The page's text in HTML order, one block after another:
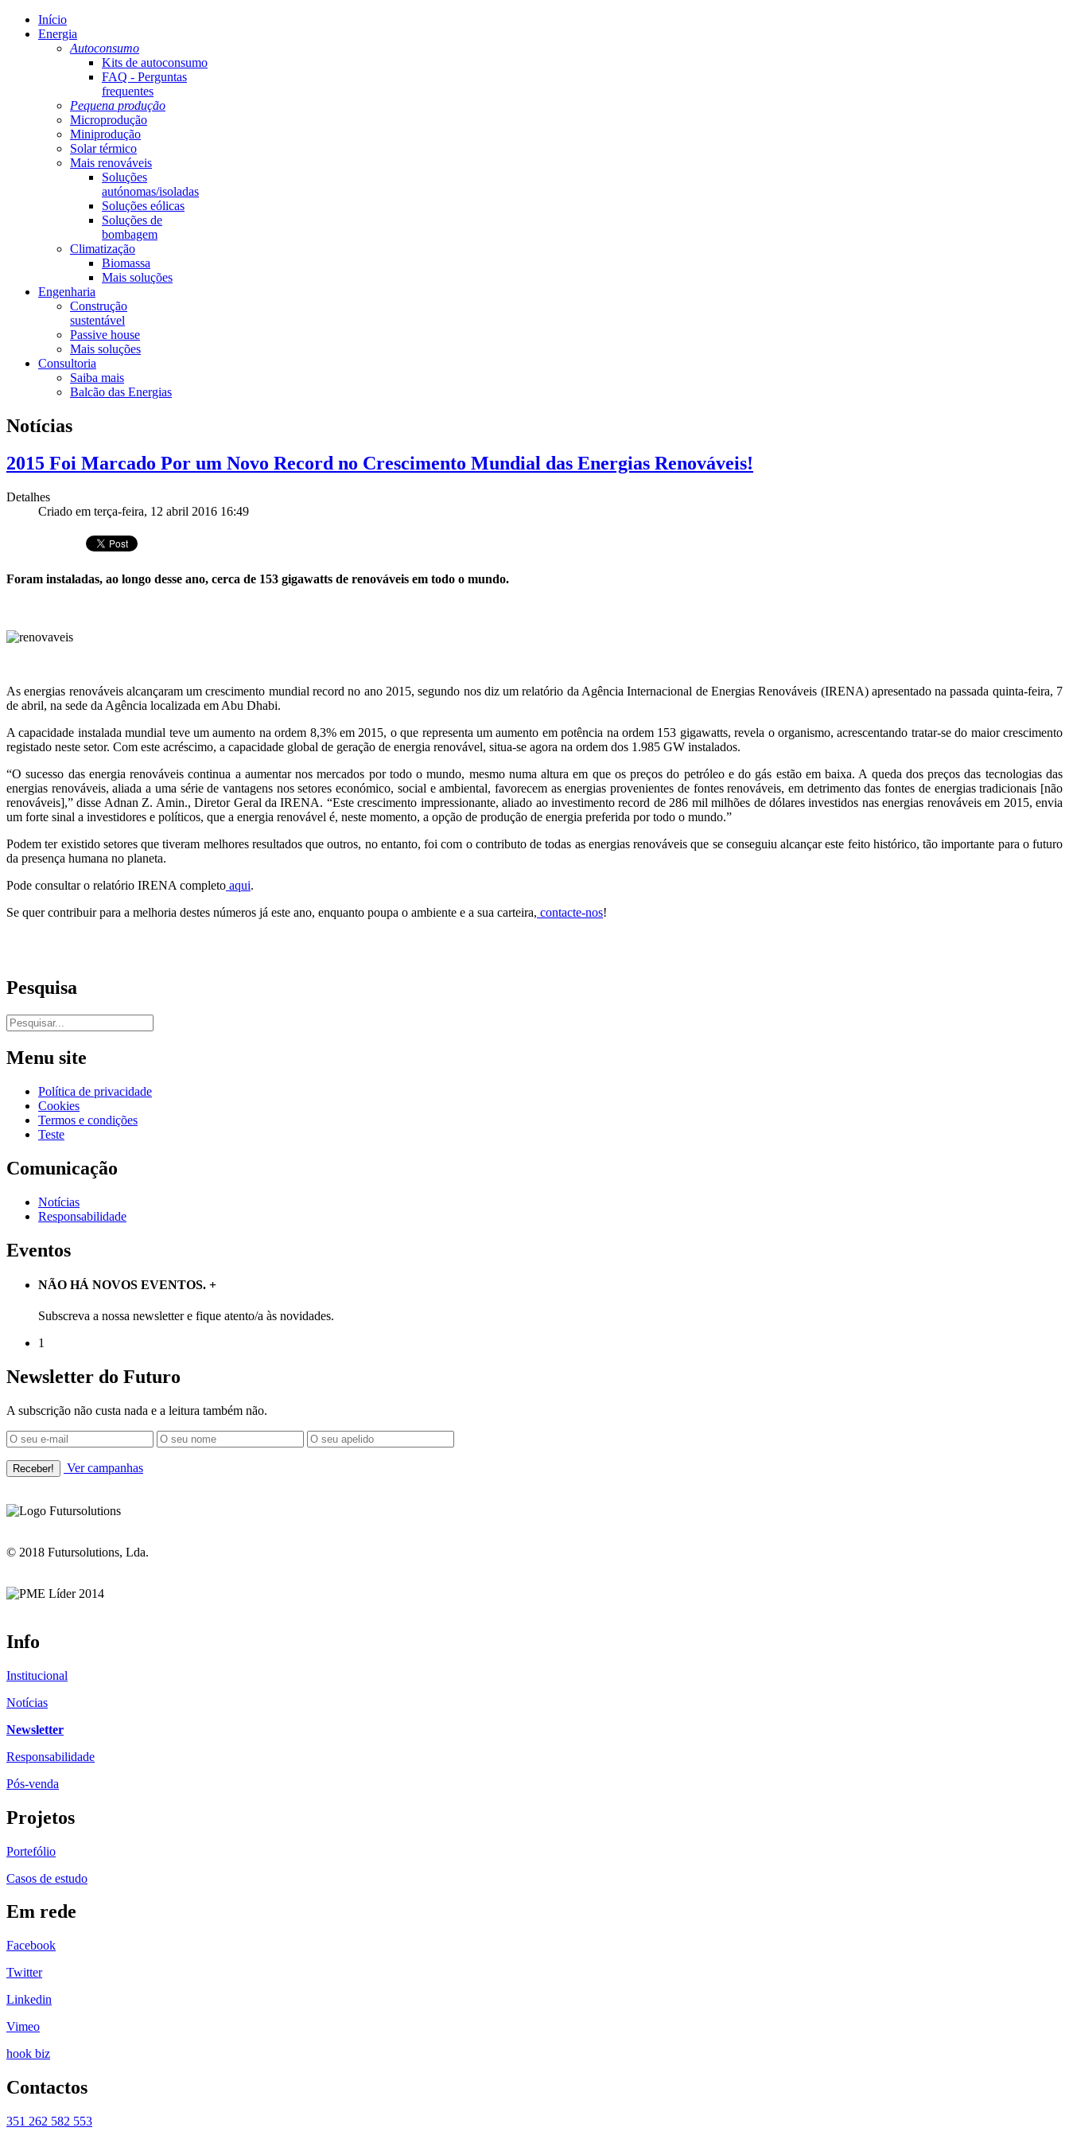
Início
Energia
Autoconsumo
Kits de autoconsumo
FAQ - Perguntas
frequentes
Pequena produção
Microprodução
Miniprodução
Solar térmico
Mais renováveis
Soluções
autónomas/isoladas
Soluções eólicas
Soluções de
bombagem
Climatização
Biomassa
Mais soluções
Engenharia
Construção
sustentável
Passive house
Mais soluções
Consultoria
Saiba mais
Balcão das Energias
Notícias
2015 Foi Marcado Por um Novo Record no Crescimento Mundial das Energias Renováveis!
Detalhes
Criado em terça-feira, 12 abril 2016 16:49
Foram instaladas, ao longo desse ano, cerca de 153 gigawatts de renováveis em todo o mundo.
As energias renováveis alcançaram um crescimento mundial record no ano 2015, segundo nos diz um relatório da Agência Internacional de Energias Renováveis (IRENA) apresentado na passada quinta-feira, 7
de abril, na sede da Agência localizada em Abu Dhabi.
A capacidade instalada mundial teve um aumento na ordem 8,3% em 2015, o que representa um aumento em potência na ordem 153 gigawatts, revela o organismo, acrescentando tratar-se do maior crescimento
registado neste setor. Com este acréscimo, a capacidade global de geração de energia renovável, situa-se agora na ordem dos 1.985 GW instalados.
“O sucesso das energia renováveis continua a aumentar nos mercados por todo o mundo, mesmo numa altura em que os preços do petróleo e do gás estão em baixa. A queda dos preços das tecnologias das
energias renováveis, aliada a uma série de vantagens nos setores económico, social e ambiental, favorecem as energias provenientes de fontes renováveis, em detrimento das fontes de energias tradicionais [não
renováveis],” disse Adnan Z. Amin., Diretor Geral da IRENA. “Este crescimento impressionante, aliado ao investimento record de 286 mil milhões de dólares investidos nas energias renováveis em 2015, envia
um forte sinal a investidores e políticos, que a energia renovável é, neste momento, a opção de produção de energia preferida por todo o mundo.”
Podem ter existido setores que tiveram melhores resultados que outros, no entanto, foi com o contributo de todas as energias renováveis que se conseguiu alcançar este feito histórico, tão importante para o futuro
da presença humana no planeta.
Pode consultar o relatório IRENA completo aqui.
Se quer contribuir para a melhoria destes números já este ano, enquanto poupa o ambiente e a sua carteira, contacte-nos!
Pesquisa
Menu site
Política de privacidade
Cookies
Termos e condições
Teste
Comunicação
Notícias
Responsabilidade
Eventos
NÃO HÁ NOVOS EVENTOS. +
Subscreva a nossa newsletter e fique atento/a às novidades.
1
Newsletter do Futuro
A subscrição não custa nada e a leitura também não.
Ver campanhas
© 2018 Futursolutions, Lda.
Info
Institucional
Notícias
Newsletter
Responsabilidade
Pós-venda
Projetos
Portefólio
Casos de estudo
Em rede
Facebook
Twitter
Linkedin
Vimeo
hook biz
Contactos
351 262 582 553